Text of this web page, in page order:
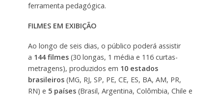
ferramenta pedagógica.
FILMES EM EXIBIÇÃO
Ao longo de seis dias, o público poderá assistir
a 144 filmes(30 longas, 1 média e 116 curtas-
metragens), produzidos em 10 estados
brasileiros(MG, RJ, SP, PE, CE, ES, BA, AM, PR,
RN) e 5 países(Brasil, Argentina, Colômbia, Chile e